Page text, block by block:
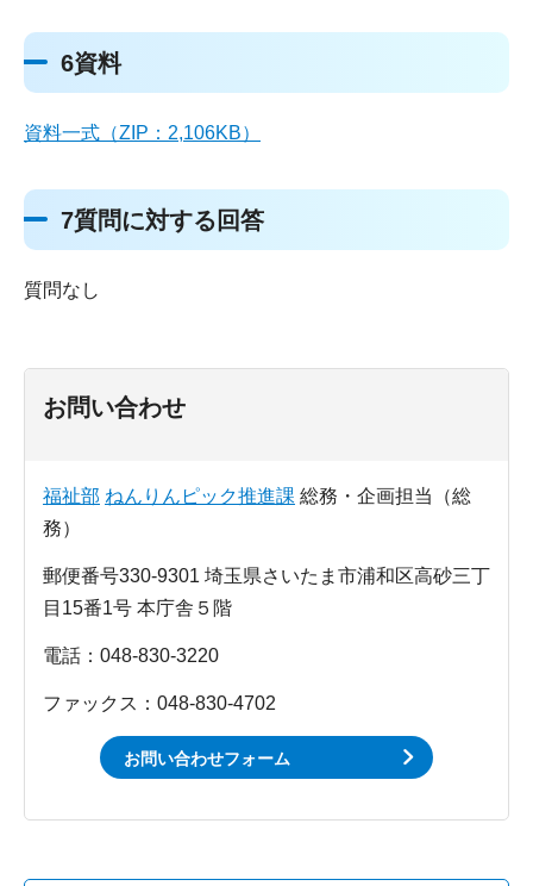
6資料
資料一式（ZIP：2,106KB）
7質問に対する回答
質問なし
お問い合わせ
福祉部 ねんりんピック推進課 総務・企画担当（総
務）
郵便番号330-9301 埼玉県さいたま市浦和区高砂三丁
目15番1号 本庁舎５階
電話：048-830-3220
ファックス：048-830-4702
お問い合わせフォーム